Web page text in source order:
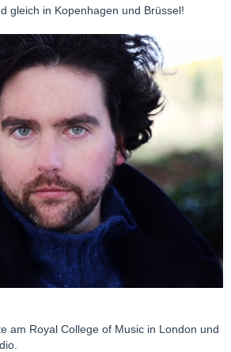
gleich in Kopenhagen und Brüssel!
am Royal College of Music in London und